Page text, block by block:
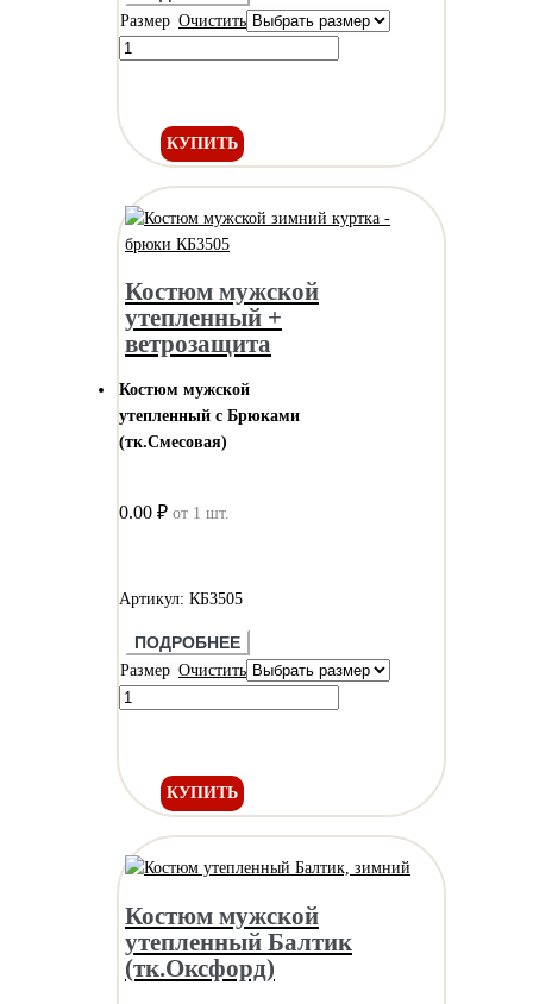
Размер Очистить
КУПИТЬ
Костюм мужской
утепленный +
ветрозащита
Костюм мужской
утепленный с Брюками
(тк.Смесовая)
0.00 ₽ от 1 шт.
Артикул: КБ3505
ПОДРОБНЕЕ
Размер Очистить
КУПИТЬ
Костюм мужской
утепленный Балтик
(тк.Оксфорд)